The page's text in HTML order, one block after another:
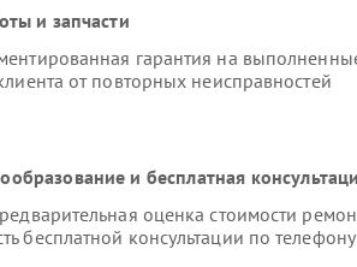
и запчасти
гарантия на
от повторных неисправностей
и бесплатная
оценка стоимости
бесплатной консультации по